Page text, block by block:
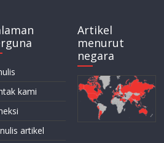
kami
artikel
Artikel
menurut
negara